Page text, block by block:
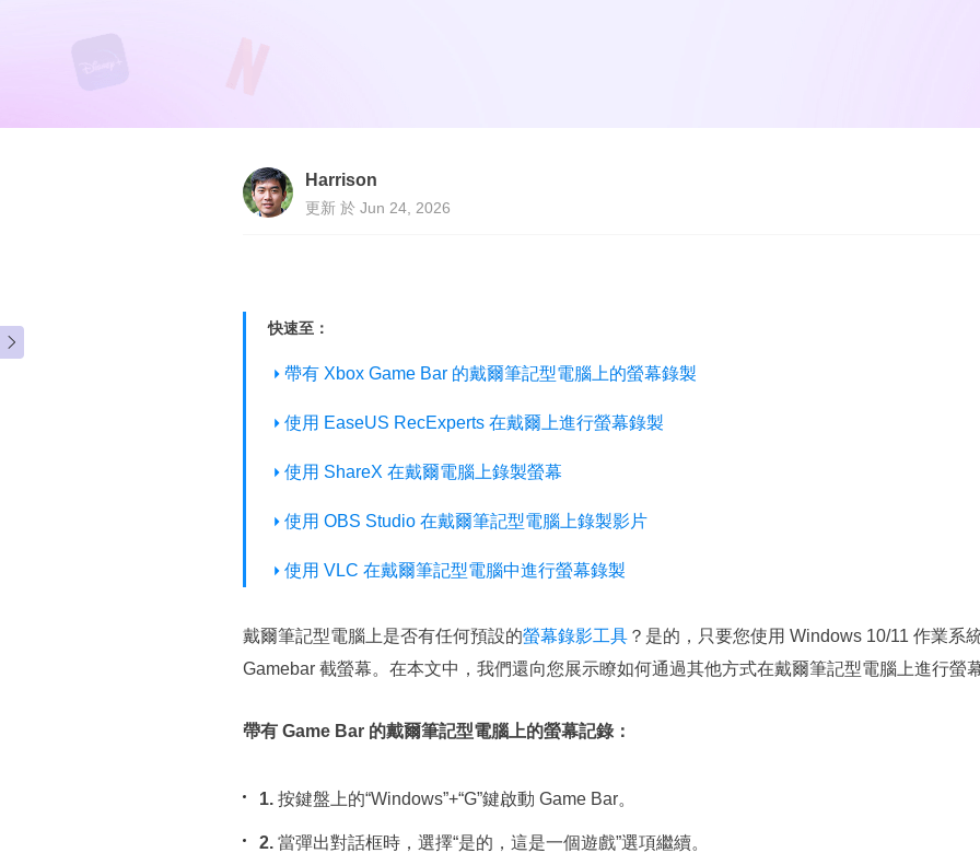

Harrison
更新 於 Jun 24, 2026
快速至：
帶有 Xbox Game Bar 的戴爾筆記型電腦上的螢幕錄製
使用 EaseUS RecExperts 在戴爾上進行螢幕錄製
使用 ShareX 在戴爾電腦上錄製螢幕
使用 OBS Studio 在戴爾筆記型電腦上錄製影片
使用 VLC 在戴爾筆記型電腦中進行螢幕錄製
戴爾筆記型電腦上是否有任何預設的螢幕錄影工具 ？是的，只要您使用 Windows 10/11 作業系
Gamebar 截螢幕。在本文中，我們還向您展示瞭如何通過其他方式在戴爾筆記型電腦上進行螢幕
帶有 Game Bar 的戴爾筆記型電腦上的螢幕記錄：
1. 按鍵盤上的“Windows”+“G”鍵啟動 Game Bar。
2. 當彈出對話框時，選擇“是的，這是一個遊戲”選項繼續。